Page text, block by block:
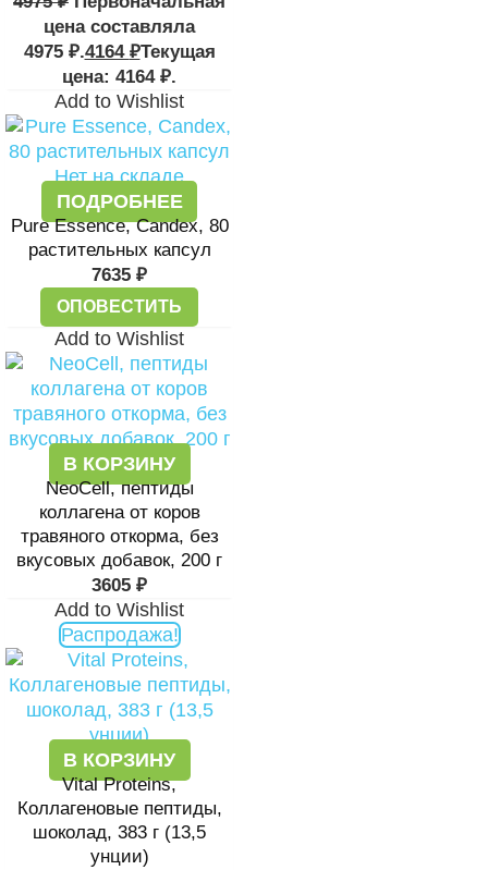
цена составляла
4975 ₽.4164 ₽Текущая
цена: 4164 ₽.
Add to Wishlist
Нет на складе
ПОДРОБНЕЕ
Pure Essence, Candex, 80
растительных капсул
7635 ₽
ОПОВЕСТИТЬ
Add to Wishlist
В КОРЗИНУ
NeoCell, пептиды
коллагена от коров
травяного откорма, без
вкусовых добавок, 200 г
3605 ₽
Add to Wishlist
Распродажа!
В КОРЗИНУ
Vital Proteins,
Коллагеновые пептиды,
шоколад, 383 г (13,5
унции)